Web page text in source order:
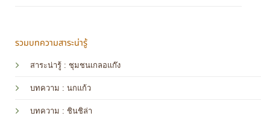
รวมบทความสาระน่ารู้
สาระน่ารู้ : ชุมชนเกลอแก๊ง
บทความ : นกแก้ว
บทความ : ชินชิล่า